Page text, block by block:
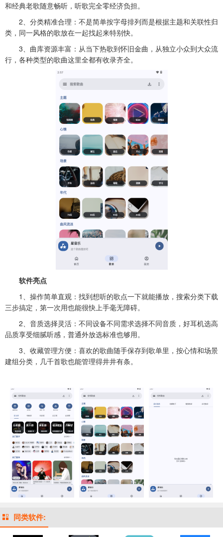
和经典老歌随意畅听，听歌完全零经济负担。
2、分类精准合理：不是简单按字母排列而是根据主题和关联性归
类，同一风格的歌放在一起找起来特别快。
3、曲库资源丰富：从当下热歌到怀旧金曲，从独立小众到大众流
行，各种类型的歌曲这里全都有收录齐全。
软件亮点
1、操作简单直观：找到想听的歌点一下就能播放，搜索分类下载
三步搞定，第一次用也能很快上手毫无障碍。
2、音质选择灵活：不同设备不同需求选择不同音质，好耳机选高
品质享受细腻听感，普通外放选标准也够用。
3、收藏管理方便：喜欢的歌曲随手保存到歌单里，按心情和场景
建组分类，几千首歌也能管理得井井有条。
同类软件: